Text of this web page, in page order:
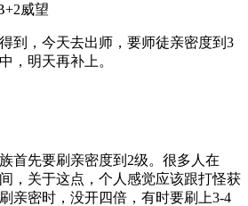
威望
，今天去出师，要师徒亲密度到3
，明天再补上。
先要刷亲密度到2级。很多人在
，关于这点，个人感觉应该跟打怪获
亲密时，没开四倍，有时要刷上3-4